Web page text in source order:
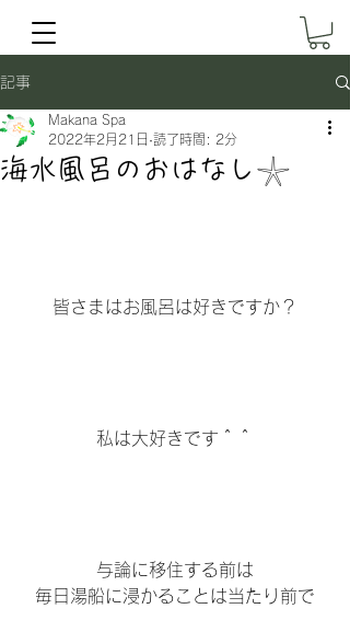
記事
海水風呂のおはなし𓇼
Makana Spa
2022年2月21日 読了時間: 2分
皆さまはお風呂は好きですか？
私は大好きです＾＾
与論に移住する前は
毎日湯船に浸かることは当たり前で